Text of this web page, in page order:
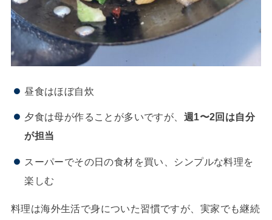
昼食はほぼ自炊
夕食は母が作ることが多いですが、 週1〜2回は自分
が担当
スーパーでその日の食材を買い、シンプルな料理を
楽しむ
料理は海外生活で身についた習慣ですが、実家でも継続